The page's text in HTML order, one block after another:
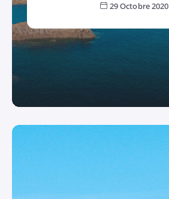
29 Octobre 2020